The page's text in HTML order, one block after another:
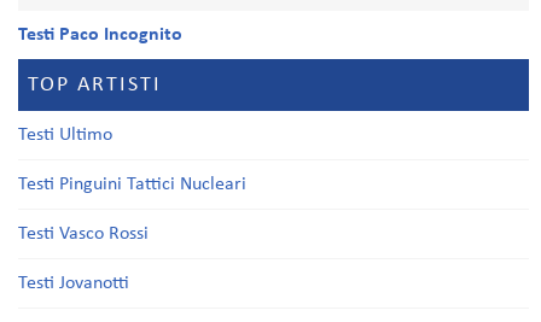
Testi Paco Incognito
TOP ARTISTI
Testi Ultimo
Testi Pinguini Tattici Nucleari
Testi Vasco Rossi
Testi Jovanotti